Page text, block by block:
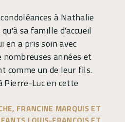
à Nathalie
sa famille d'accueil
en a pris soin avec
années et
comme un de leur fils.
Pierre-Luc en cette
FRANCINE MARQUIS ET